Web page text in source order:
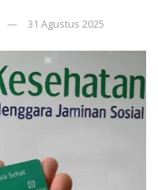
31 Agustus 2025